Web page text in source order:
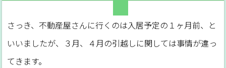
さっき、不動産屋さんに行くのは入居予定の１ヶ月前、と
いいましたが、３月、４月の引越しに関しては事情が違っ
てきます。